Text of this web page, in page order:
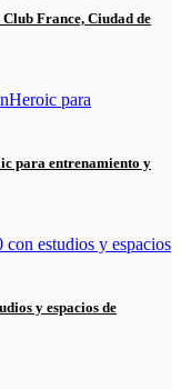
France, Ciudad de
para entrenamiento y
y espacios de